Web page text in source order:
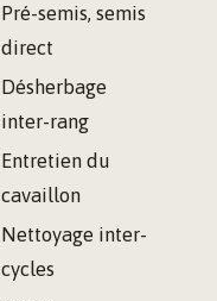
Pré-semis, semis
direct
Désherbage
inter-rang
Entretien du
cavaillon
Nettoyage inter-
cycles